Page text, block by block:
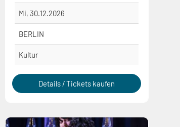
Mi, 30.12.2026
BERLIN
Kultur
Details / Tickets kaufen